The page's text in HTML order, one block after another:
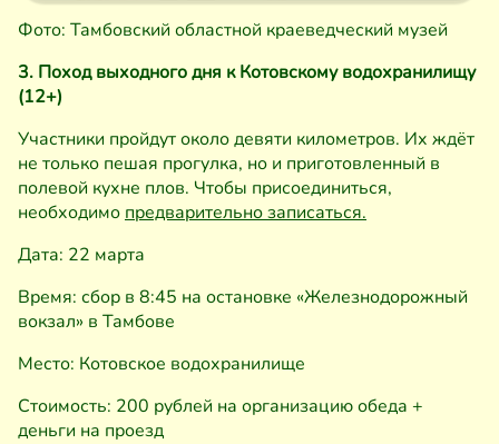
Фото: Тамбовский областной краеведческий музей
3. Поход выходного дня к Котовскому водохранилищу
(12+)
Участники пройдут около девяти километров. Их ждёт
не только пешая прогулка, но и приготовленный в
полевой кухне плов. Чтобы присоединиться,
необходимо предварительно записаться.
Дата: 22 марта
Время: сбор в 8:45 на остановке «Железнодорожный
вокзал» в Тамбове
Место: Котовское водохранилище
Стоимость: 200 рублей на организацию обеда +
деньги на проезд